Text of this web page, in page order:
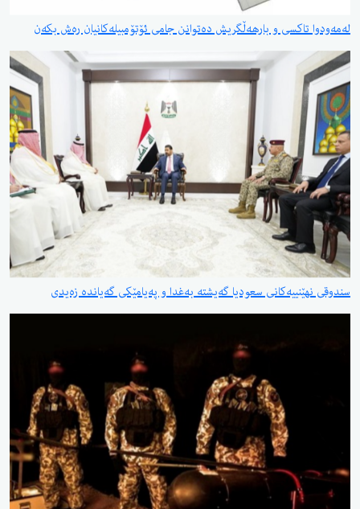
لەمەودوا تاکسی و بارهەڵگریش دەتوانن جامی ئۆتۆمبیلەکانیان رەش بکەن
سندوقی نهێنییەكانی سعودیا گەیشتە بەغدا و پەیامێكی گەیاندە زەیدی